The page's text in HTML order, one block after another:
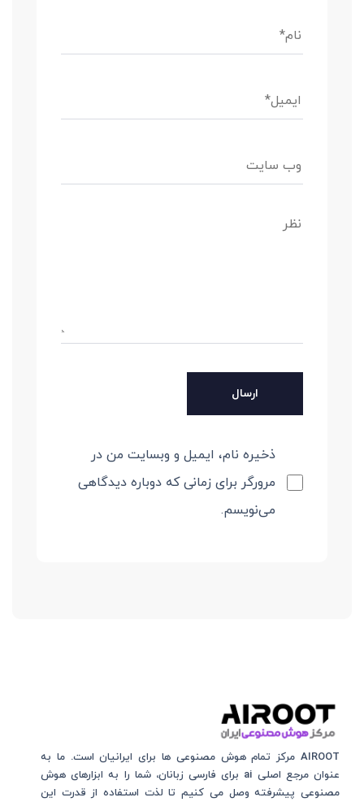
ذخیره نام، ایمیل و وبسایت من در
مرورگر برای زمانی که دوباره دیدگاهی
می‌نویسم.
AIROOT مرکز تمام هوش مصنوعی‌‌‌ ها برای ایرانیان است. ما به
عنوان مرجع اصلی ai برای فارسی زبانان، شما را به ابزارهای هوش
مصنوعی پیشرفته وصل می کنیم تا لذت استفاده از قدرت این